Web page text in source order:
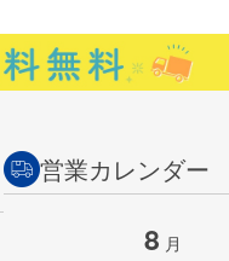
営業カレンダー
8 月